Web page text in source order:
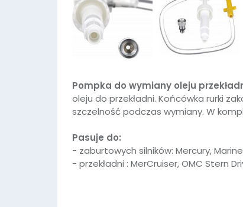
Pompka do wymiany oleju
oleju do przekładni. Końcówka rurki
szczelność podczas wymiany. W
Pasuje do:
- zaburtowych silników: Mercury,
- przekładni : MerCruiser, OMC Stern